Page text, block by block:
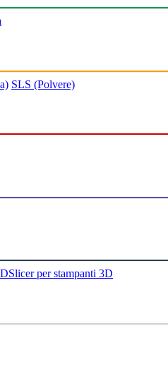
SLS (Polvere)
Slicer per stampanti 3D